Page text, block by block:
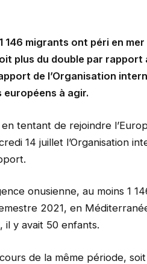
146 migrants ont péri en
plus du double par rapport
de l’Organisation
européens à agir.
tentant de rejoindre
14 juillet l’Organisation
onusienne, au moins 1
2021, en
il y avait 50 enfants.
de la même période,